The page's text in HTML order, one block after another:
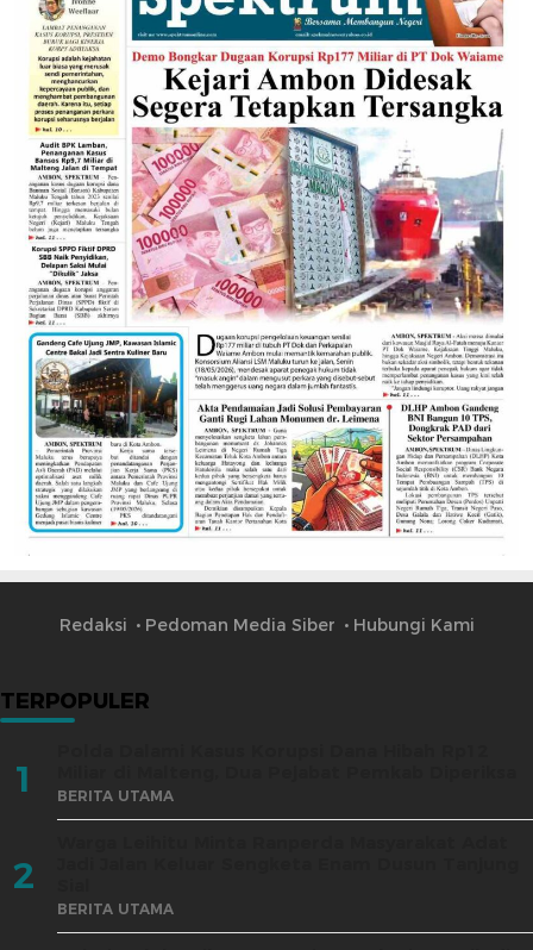
Redaksi Pedoman Media Siber Hubungi Kami
TERPOPULER
1 BERITA UTAMA
2
BERITA UTAMA